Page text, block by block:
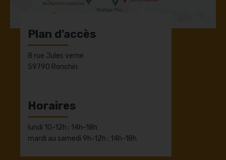
Plan d'accès
8 rue Jules verne
59790 Ronchin
Horaires
lundi 10-12h ; 14h-18h
mardi au samedi 9h-12h ; 14h-18h